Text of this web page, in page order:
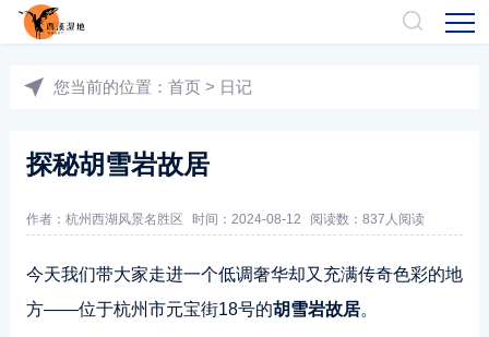
您当前的位置： 首页 > 日记
探秘胡雪岩故居
作者： 杭州西湖风景名胜区 时间：2024-08-12 阅读数： 837人阅读
今天我们带大家走进一个低调奢华却又充满传奇色彩的地
方——位于杭州市元宝街18号的胡雪岩故居。